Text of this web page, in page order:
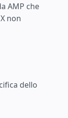
AMP che
non
dello